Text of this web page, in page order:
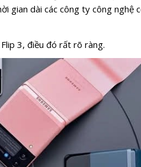
gian dài các công ty công nghệ
3, điều đó rất rõ ràng.